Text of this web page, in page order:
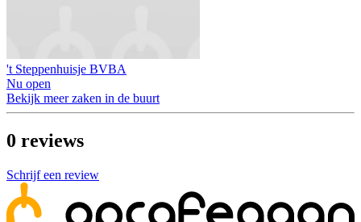
't Steppenhuisje BVBA
Nu open
Bekijk meer zaken in de buurt
0 reviews
Schrijf een review